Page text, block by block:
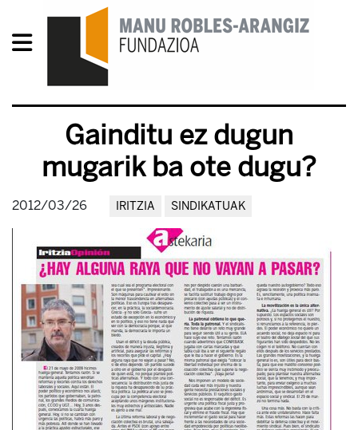
Gainditu ez dugun
mugarik ba ote dugu?
2012/03/26 IRITZIA SINDIKATUAK